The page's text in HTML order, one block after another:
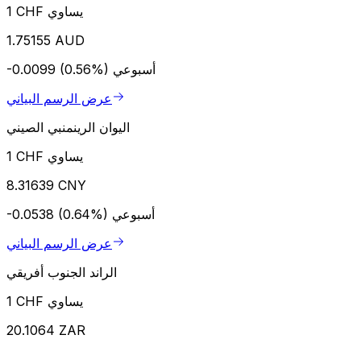
1 CHF يساوي
1.75155 AUD
-0.0099 (0.56%) أسبوعي
عرض الرسم البياني
اليوان الرينمنبي الصيني
1 CHF يساوي
8.31639 CNY
-0.0538 (0.64%) أسبوعي
عرض الرسم البياني
الراند الجنوب أفريقي
1 CHF يساوي
20.1064 ZAR